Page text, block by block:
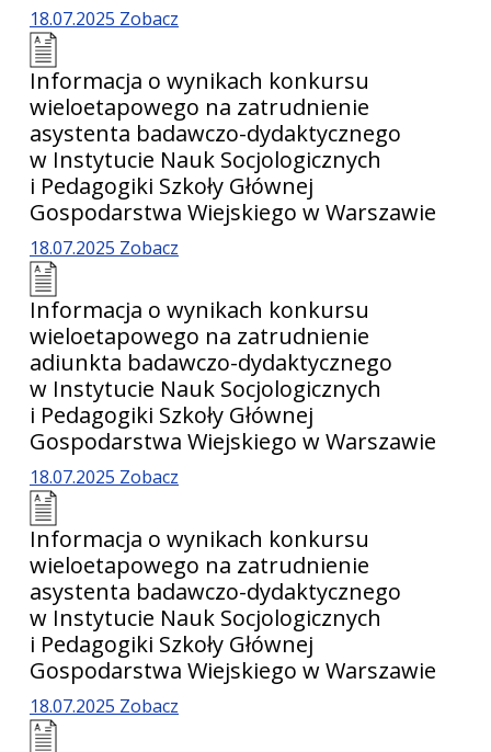
18.07.2025 Zobacz
Informacja o wynikach konkursu
wieloetapowego na zatrudnienie
asystenta badawczo-dydaktycznego
w Instytucie Nauk Socjologicznych
i Pedagogiki Szkoły Głównej
Gospodarstwa Wiejskiego w Warszawie
18.07.2025 Zobacz
Informacja o wynikach konkursu
wieloetapowego na zatrudnienie
adiunkta badawczo-dydaktycznego
w Instytucie Nauk Socjologicznych
i Pedagogiki Szkoły Głównej
Gospodarstwa Wiejskiego w Warszawie
18.07.2025 Zobacz
Informacja o wynikach konkursu
wieloetapowego na zatrudnienie
asystenta badawczo-dydaktycznego
w Instytucie Nauk Socjologicznych
i Pedagogiki Szkoły Głównej
Gospodarstwa Wiejskiego w Warszawie
18.07.2025 Zobacz